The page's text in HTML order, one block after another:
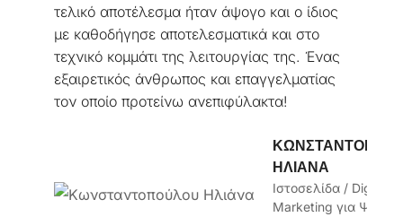
τελικό αποτέλεσμα ήταν άψογο και ο ίδιος
με καθοδήγησε αποτελεσματικά και στο
τεχνικό κομμάτι της λειτουργίας της. Ένας
εξαιρετικός άνθρωπος και επαγγελματίας
τον οποίο προτείνω ανεπιφύλακτα!
ΗΛΙΆΝΑ
Ιστοσελίδα / Digital
Marketing για